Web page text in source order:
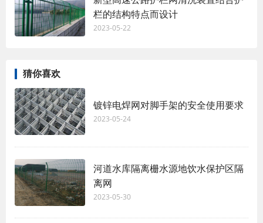
栏的结构特点而设计
2023-05-22
猜你喜欢
镀锌电焊网对脚手架的安全使用要求
2023-05-24
河道水库隔离栅水源地饮水保护区隔
离网
2023-05-30